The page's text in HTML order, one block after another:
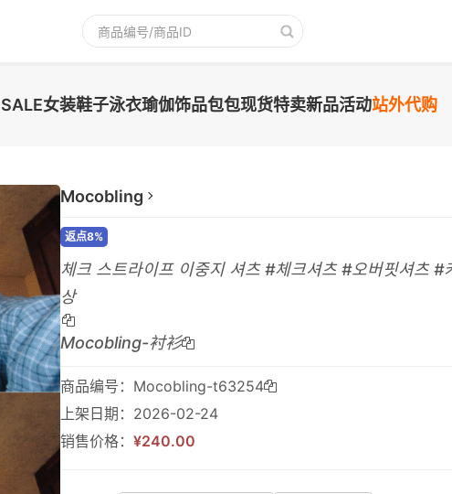
女装鞋子泳衣瑜伽饰品包包现货特卖新品活动站外代购
Mocobling
返点8%
체크 스트라이프 이중지 셔츠 #체크셔츠 #오버핏셔츠
상
Mocobling-衬衫
商品编号：Mocobling-t63254
上架日期：2026-02-24
销售价格： ¥240.00